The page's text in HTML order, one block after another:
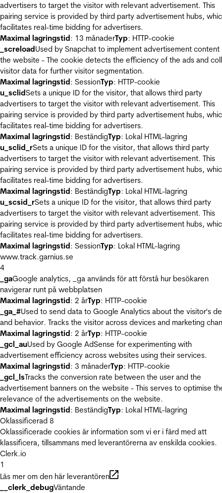
advertisers to target the visitor with relevant advertisement. This
pairing service is provided by third party advertisement hubs,
facilitates real-time bidding for advertisers.
Maximal lagringstid: 13 månaderTyp: HTTP-cookie
_screloadUsed by Snapchat to implement advertisement content
the website - The cookie detects the efficiency of the ads and
visitor data for further visitor segmentation.
Maximal lagringstid: SessionTyp: HTTP-cookie
u_sclidSets a unique ID for the visitor, that allows third party
advertisers to target the visitor with relevant advertisement. This
pairing service is provided by third party advertisement hubs,
facilitates real-time bidding for advertisers.
Maximal lagringstid: BeständigTyp: Lokal HTML-lagring
u_sclid_rSets a unique ID for the visitor, that allows third party
advertisers to target the visitor with relevant advertisement. This
pairing service is provided by third party advertisement hubs,
facilitates real-time bidding for advertisers.
Maximal lagringstid: BeständigTyp: Lokal HTML-lagring
u_scsid_rSets a unique ID for the visitor, that allows third party
advertisers to target the visitor with relevant advertisement. This
pairing service is provided by third party advertisement hubs,
facilitates real-time bidding for advertisers.
Maximal lagringstid: SessionTyp: Lokal HTML-lagring
www.track.garnius.se
4
_gaGoogle analytics, _ga används för att förstå hur besökaren
navigerar runt på webbplatsen
Maximal lagringstid: 2 årTyp: HTTP-cookie
_ga_#Used to send data to Google Analytics about the visitor's
and behavior. Tracks the visitor across devices and marketing
Maximal lagringstid: 2 årTyp: HTTP-cookie
_gcl_auUsed by Google AdSense for experimenting with
advertisement efficiency across websites using their services.
Maximal lagringstid: 3 månaderTyp: HTTP-cookie
_gcl_lsTracks the conversion rate between the user and the
advertisement banners on the website - This serves to optimise
relevance of the advertisements on the website.
Maximal lagringstid: BeständigTyp: Lokal HTML-lagring
Oklassificerad 8
Oklassificerade cookies är information som vi er i färd med att
klassificera, tillsammans med leverantörerna av enskilda cookies.
Clerk.io
1
Läs mer om den här leverantören
__clerk_debugVäntande